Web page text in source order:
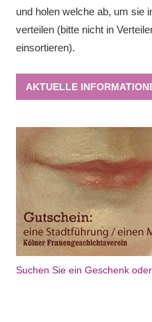
und holen welche ab, um sie
verteilen (bitte nicht in
einsortieren).
AKTUELLE
Suchen Sie ein Geschenk